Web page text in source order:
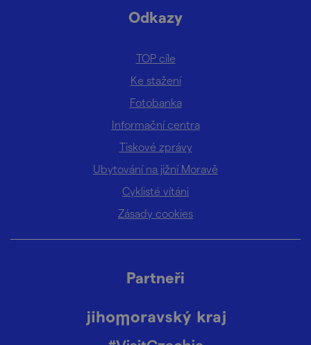
Odkazy
TOP cíle
Ke stažení
Fotobanka
Informační centra
Tiskové zprávy
Ubytování na jižní Moravě
Cyklisté vítáni
Zásady cookies
Partneři